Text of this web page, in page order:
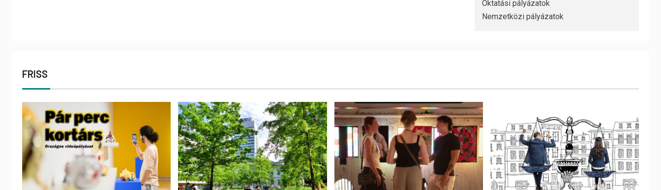
Oktatási pályázatok
Nemzetközi pályázatok
FRISS